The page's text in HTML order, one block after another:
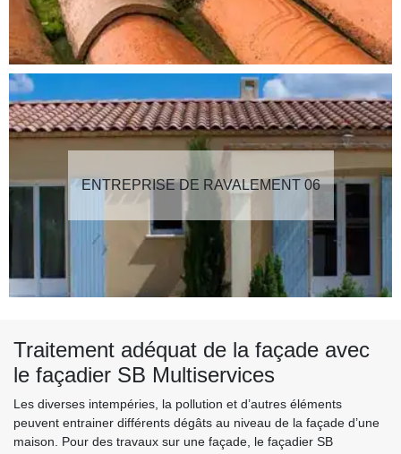
ENTREPRISE DE RAVALEMENT 06
Traitement adéquat de la façade avec
le façadier SB Multiservices
Les diverses intempéries, la pollution et d’autres éléments
peuvent entrainer différents dégâts au niveau de la façade d’une
maison. Pour des travaux sur une façade, le façadier SB